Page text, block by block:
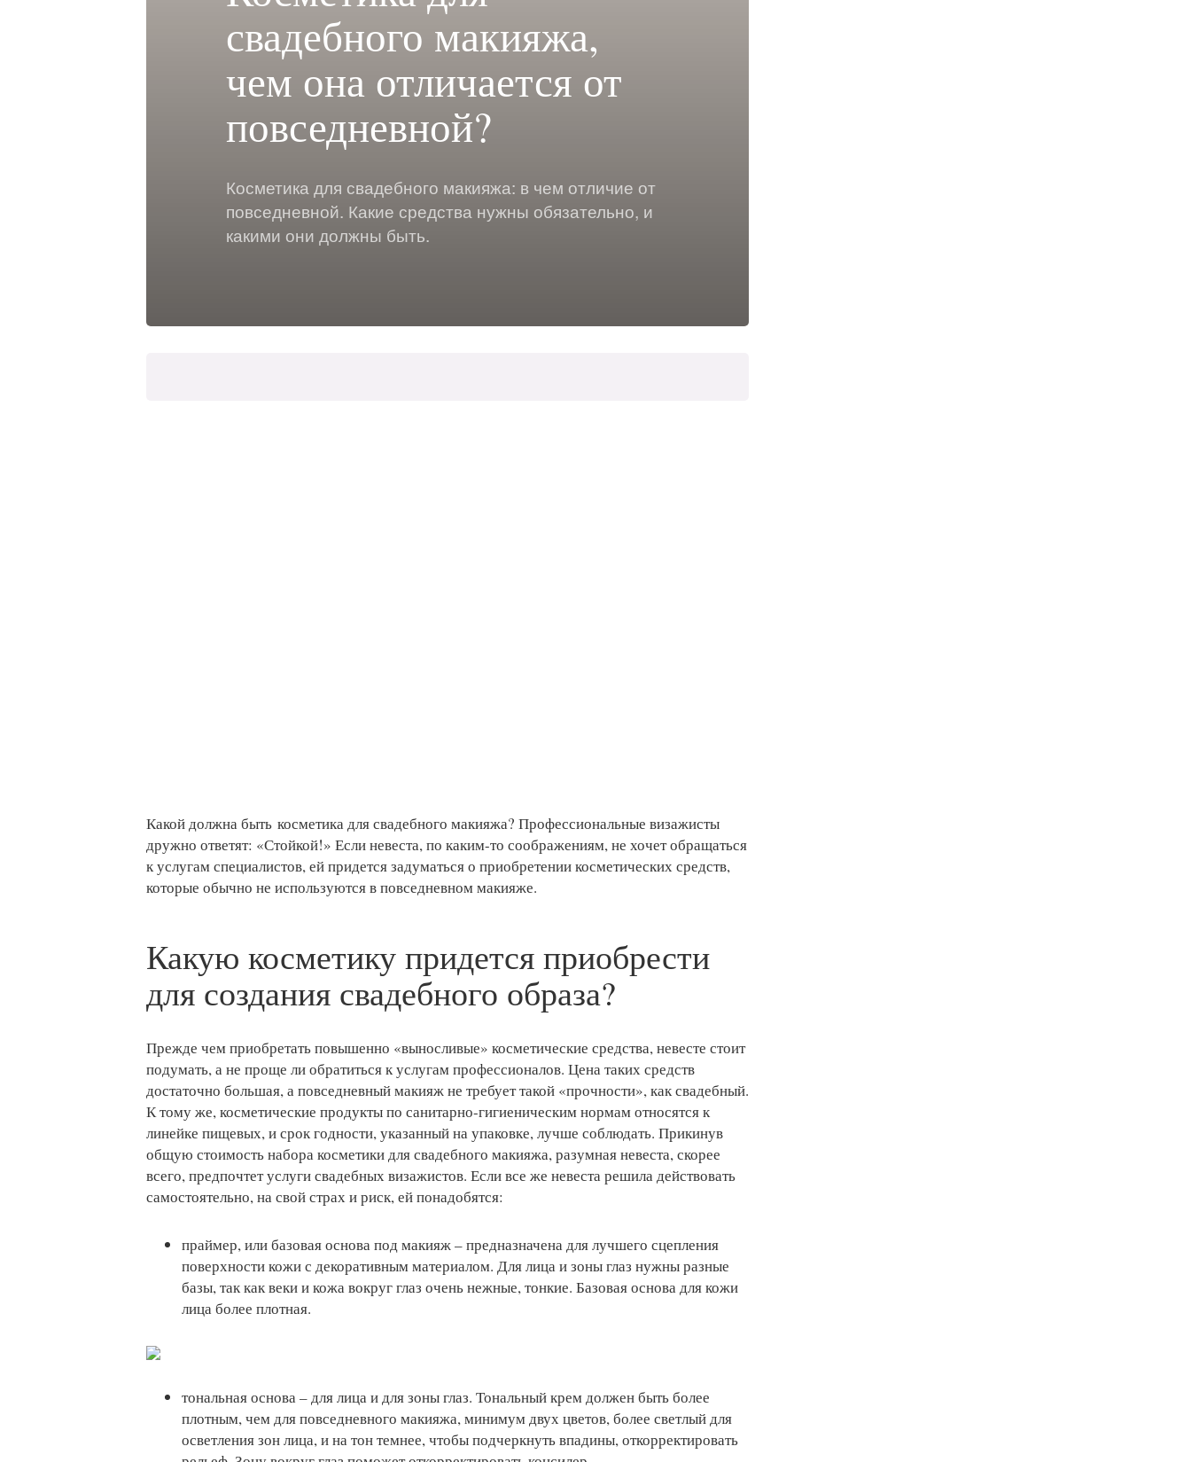
свадебного макияжа,
чем она отличается от
повседневной?
Косметика для свадебного макияжа: в чем отличие от
повседневной. Какие средства нужны обязательно, и
какими они должны быть.
Какой должна быть косметика для свадебного макияжа? Профессиональные визажисты
дружно ответят: «Стойкой!» Если невеста, по каким-то соображениям, не хочет обращаться
к услугам специалистов, ей придется задуматься о приобретении косметических средств,
которые обычно не используются в повседневном макияже.
Какую косметику придется приобрести
для создания свадебного образа?
Прежде чем приобретать повышенно «выносливые» косметические средства, невесте стоит
подумать, а не проще ли обратиться к услугам профессионалов. Цена таких средств
достаточно большая, а повседневный макияж не требует такой «прочности», как свадебный.
К тому же, косметические продукты по санитарно-гигиеническим нормам относятся к
линейке пищевых, и срок годности, указанный на упаковке, лучше соблюдать. Прикинув
общую стоимость набора косметики для свадебного макияжа, разумная невеста, скорее
всего, предпочтет услуги свадебных визажистов. Если все же невеста решила действовать
самостоятельно, на свой страх и риск, ей понадобятся:
праймер, или базовая основа под макияж – предназначена для лучшего сцепления
поверхности кожи с декоративным материалом. Для лица и зоны глаз нужны разные
базы, так как веки и кожа вокруг глаз очень нежные, тонкие. Базовая основа для кожи
лица более плотная.
тональная основа – для лица и для зоны глаз. Тональный крем должен быть более
плотным, чем для повседневного макияжа, минимум двух цветов, более светлый для
осветления зон лица, и на тон темнее, чтобы подчеркнуть впадины, откорректировать